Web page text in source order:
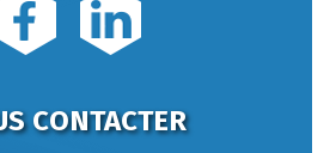
CONTACTER